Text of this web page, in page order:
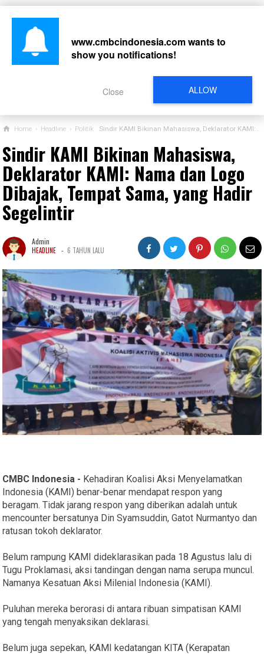
Home › Headline › Politik Sindir KAMI Bikinan Mahasiswa, Deklarator KAMI: Nama dan Logo Dibajak, Tempat Sama, yang Hadir Segelintir
Sindir KAMI Bikinan Mahasiswa,
Deklarator KAMI: Nama dan Logo
Dibajak, Tempat Sama, yang Hadir
Segelintir
Admin
HEADLINE - 6 TAHUN LALU
CMBC Indonesia - Kehadiran Koalisi Aksi Menyelamatkan
Indonesia (KAMI) benar-benar mendapat respon yang
beragam. Tidak jarang respon yang diberikan adalah untuk
mencounter bersatunya Din Syamsuddin, Gatot Nurmantyo dan
ratusan tokoh deklarator.
Belum rampung KAMI dideklarasikan pada 18 Agustus lalu di
Tugu Proklamasi, aksi tandingan dengan nama serupa muncul.
Namanya Kesatuan Aksi Milenial Indonesia (KAMI).
Puluhan mereka berorasi di antara ribuan simpatisan KAMI
yang tengah menyaksikan deklarasi.
Belum juga sepekan, KAMI kedatangan KITA (Kerapatan
www.cmbcindonesia.comwants to
show you notifications!
ALLOW
Close